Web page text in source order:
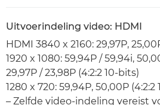
Uitvoerindeling video: HDMI
HDMI 3840 x 2160: 29,97P,
1920 x 1080: 59,94P / 59,94i,
29,97P / 23,98P (4:2:2 10-bits)
1280 x 720: 59,94P, 50,00P (4:2:2
– Zelfde video-indeling vereist